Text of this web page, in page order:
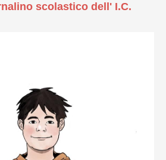
scolastico dell' I.C.